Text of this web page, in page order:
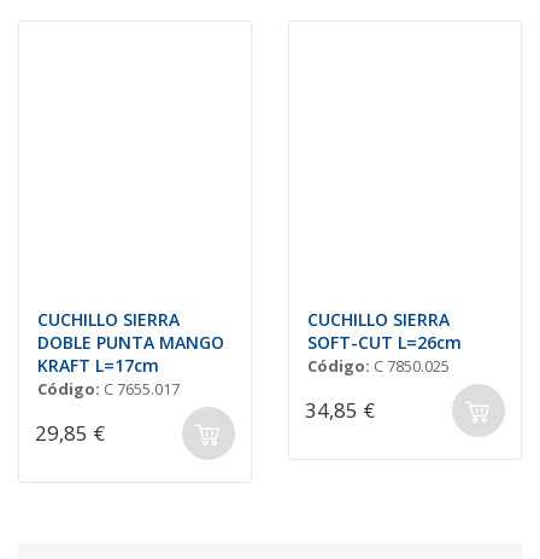
CUCHILLO SIERRA
DOBLE PUNTA MANGO
KRAFT L=17cm
Código: C 7655.017
29,85 €
CUCHILLO SIERRA
SOFT-CUT L=26cm
Código: C 7850.025
34,85 €